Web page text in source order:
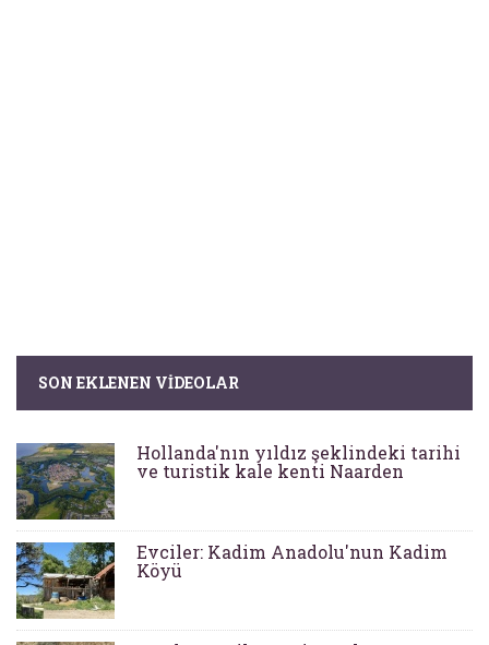
SON EKLENEN VIDEOLAR
Hollanda'nın yıldız şeklindeki tarihi
ve turistik kale kenti Naarden
Evciler: Kadim Anadolu'nun Kadim
Köyü